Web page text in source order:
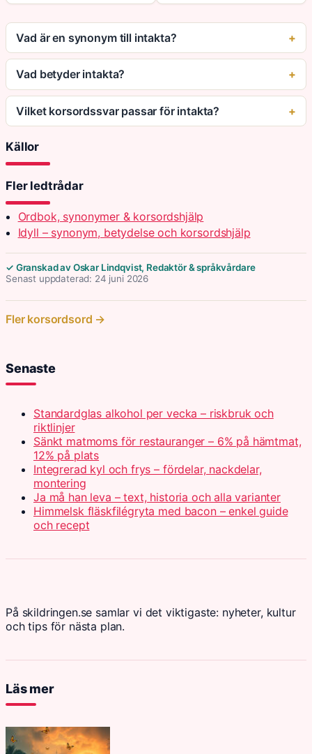
Vad är en synonym till intakta?
Vad betyder intakta?
Vilket korsordssvar passar för intakta?
Källor
Fler ledtrådar
Ordbok, synonymer & korsordshjälp
Idyll – synonym, betydelse och korsordshjälp
✓ Granskad av Oskar Lindqvist, Redaktör & språkvårdare
Senast uppdaterad: 24 juni 2026
Fler korsordsord →
Senaste
Standardglas alkohol per vecka – riskbruk och
riktlinjer
Sänkt matmoms för restauranger – 6% på hämtmat,
12% på plats
Integrerad kyl och frys – fördelar, nackdelar,
montering
Ja må han leva – text, historia och alla varianter
Himmelsk fläskfilégryta med bacon – enkel guide
och recept
På skildringen.se samlar vi det viktigaste: nyheter, kultur
och tips för nästa plan.
Läs mer